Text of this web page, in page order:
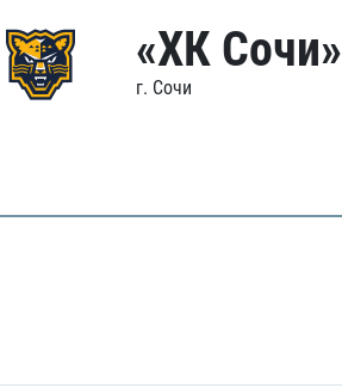
«ХК Сочи»
г. Сочи